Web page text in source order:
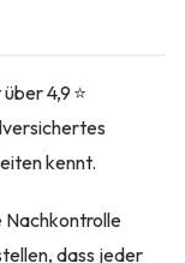
4,9 ⭐
kennt.
Nachkontrolle
dass jeder